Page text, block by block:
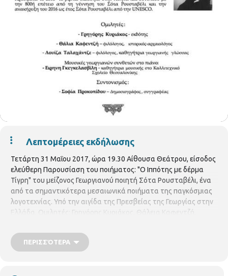
Λεπτομέρειες εκδήλωσης
Τετάρτη 31 Μαΐου 2017, ώρα 19.30 Αίθουσα Θεάτρου, είσοδος
ελεύθερη Παρουσίαση του ποιήματος: "Ο Ιππότης με δέρμα
Τίγρη" του μείζονος Γεωργιανού ποιητή Σότα Ρουσταβέλι, ένα
από τα σημαντικότερα μεσαιωνικά ποιήματα της παγκόσμιας
λογοτεχνίας. Υπό την αιγίδα της Πρεσβείας της Γεωργίας στην
Ελλάδα. Ομιλητές: Γρηγόρης Κυριάκος, Θάλεια Καφεντζή,
Προκοπίδου
ΠΕΡΙΣΣΌΤΕΡΑ